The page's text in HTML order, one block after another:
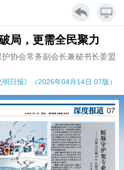
局，更需全民聚力
协会常务副会长兼秘书长姜盟
明日报》（2026年04月14日 07版）